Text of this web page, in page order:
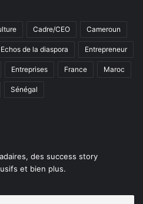
Cadre/CEO Cameroun
Echos de la diaspora Entrepreneur
Entreprises France Maroc
Sénégal
des success story
et bien plus.